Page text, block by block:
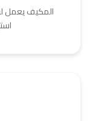
المكيف يعمل